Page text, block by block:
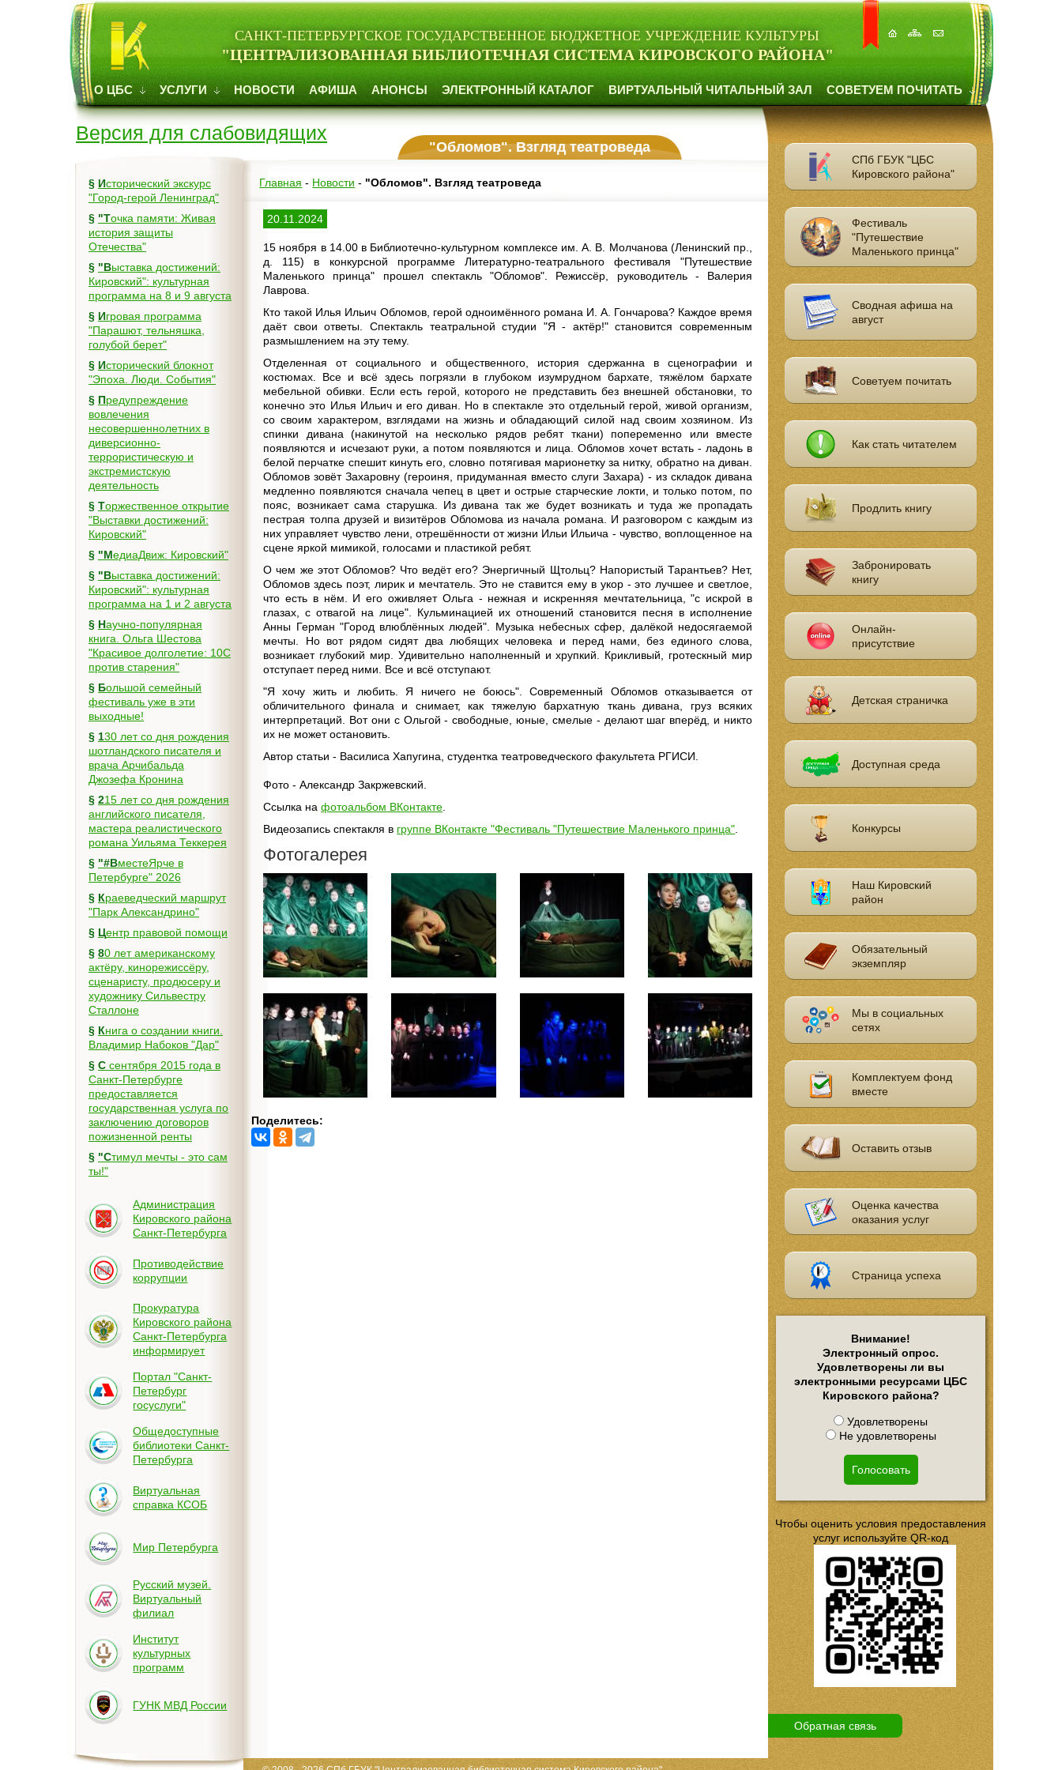
САНКТ-ПЕТЕРБУРГСКОЕ ГОСУДАРСТВЕННОЕ БЮДЖЕТНОЕ УЧРЕЖДЕНИЕ КУЛЬТУРЫ
"ЦЕНТРАЛИЗОВАННАЯ БИБЛИОТЕЧНАЯ СИСТЕМА КИРОВСКОГО РАЙОНА"
О ЦБС УСЛУГИ НОВОСТИ АФИША АНОНСЫ ЭЛЕКТРОННЫЙ КАТАЛОГ ВИРТУАЛЬНЫЙ ЧИТАЛЬНЫЙ ЗАЛ СОВЕТУЕМ ПОЧИТАТЬ
Версия для слабовидящих
§ Исторический экскурс
"Город-герой Ленинград"
§ "Точка памяти: Живая
история защиты
Отечества"
§ "Выставка достижений:
Кировский": культурная
программа на 8 и 9 августа
§ Игровая программа
"Парашют, тельняшка,
голубой берет"
§ Исторический блокнот
"Эпоха. Люди. События"
§ Предупреждение
вовлечения
несовершеннолетних в
диверсионно-
террористическую и
экстремистскую
деятельность
§ Торжественное открытие
"Выставки достижений:
Кировский"
§
"МедиаДвиж: Кировский"
§ "Выставка достижений:
Кировский": культурная
программа на 1 и 2 августа
§ Научно-популярная
книга. Ольга Шестова
"Красивое долголетие: 10C
против старения"
§ Большой семейный
фестиваль уже в эти
выходные!
§ 130 лет со дня рождения
шотландского писателя и
врача Арчибальда
Джозефа Кронина
§ 215 лет со дня рождения
английского писателя,
мастера реалистического
романа Уильяма Теккерея
§ "#ВместеЯрче в
Петербурге" 2026
§ Краеведческий маршрут
"Парк Александрино"
§
Центр правовой помощи
§ 80 лет американскому
актёру, кинорежиссёру,
сценаристу, продюсеру и
художнику Сильвестру
Сталлоне
§ Книга о создании книги.
Владимир Набоков "Дар"
§ С сентября 2015 года в
Санкт-Петербурге
предоставляется
государственная услуга по
заключению договоров
пожизненной ренты
§ "Стимул мечты - это сам
ты!"
Администрация
Кировского района
Санкт-Петербурга
Противодействие
коррупции
Прокуратура
Кировского района
Санкт-Петербурга
информирует
Портал "Санкт-
Петербург
госуслуги"
Общедоступные
библиотеки Санкт-
Петербурга
Виртуальная
справка КСОБ
Мир Петербурга
Русский музей.
Виртуальный
филиал
Институт
культурных
программ
ГУНК МВД России
"Обломов". Взгляд театроведа
Главная - Новости - "Обломов". Взгляд театроведа
20.11.2024
15 ноября в 14.00 в Библиотечно-культурном комплексе им. А. В. Молчанова (Ленинский пр.,
д. 115) в конкурсной программе Литературно-театрального фестиваля "Путешествие
Маленького принца" прошел спектакль "Обломов". Режиссёр, руководитель - Валерия
Лаврова.
Кто такой Илья Ильич Обломов, герой одноимённого романа И. А. Гончарова? Каждое время
даёт свои ответы. Спектакль театральной студии "Я - актёр!" становится современным
размышлением на эту тему.
Отделенная от социального и общественного, история сдержанна в сценографии и
костюмах. Все и всё здесь погрязли в глубоком изумрудном бархате, тяжёлом бархате
мебельной обивки. Если есть герой, которого не представить без внешней обстановки, то
конечно это Илья Ильич и его диван. Но в спектакле это отдельный герой, живой организм,
со своим характером, взглядами на жизнь и обладающий силой над своим хозяином. Из
спинки дивана (накинутой на несколько рядов ребят ткани) попеременно или вместе
появляются и исчезают руки, а потом появляются и лица. Обломов хочет встать - ладонь в
белой перчатке спешит кинуть его, словно потягивая марионетку за нитку, обратно на диван.
Обломов зовёт Захаровну (героиня, придуманная вместо слуги Захара) - из складок дивана
медленно появляются сначала чепец в цвет и острые старческие локти, и только потом, по
пояс, возникает сама старушка. Из дивана так же будет возникать и туда же пропадать
пестрая толпа друзей и визитёров Обломова из начала романа. И разговором с каждым из
них управляет чувство лени, отрешённости от жизни Ильи Ильича - чувство, воплощенное на
сцене яркой мимикой, голосами и пластикой ребят.
О чем же этот Обломов? Что ведёт его? Энергичный Щтольц? Напористый Тарантьев? Нет,
Обломов здесь поэт, лирик и мечтатель. Это не ставится ему в укор - это лучшее и светлое,
что есть в нём. И его оживляет Ольга - нежная и искренняя мечтательница, "с искрой в
глазах, с отвагой на лице". Кульминацией их отношений становится песня в исполнение
Анны Герман "Город влюблённых людей". Музыка небесных сфер, далёкой недосягаемой
мечты. Но вот рядом сидят два любящих человека и перед нами, без единого слова,
возникает глубокий мир. Удивительно наполненный и хрупкий. Крикливый, гротескный мир
отступает перед ними. Все и всё отступают.
"Я хочу жить и любить. Я ничего не боюсь". Современный Обломов отказывается от
обличительного финала и снимает, как тяжелую бархатную ткань дивана, груз всяких
интерпретаций. Вот они с Ольгой - свободные, юные, смелые - делают шаг вперёд, и никто
их не может остановить.
Автор статьи - Василиса Хапугина, студентка театроведческого факультета РГИСИ.
Фото - Александр Закржевский.
Ссылка нафотоальбом ВКонтакте
Видеозапись спектакля в группе ВКонтакте "Фестиваль "Путешествие Маленького принца"
Фотогалерея
Поделитесь:
СПб ГБУК "ЦБС
Кировского района"
Фестиваль
"Путешествие
Маленького принца"
Сводная афиша на
август
Советуем почитать
Как стать читателем
Продлить книгу
Забронировать
книгу
Онлайн-
присутствие
Детская страничка
Доступная среда
Конкурсы
Наш Кировский
район
Обязательный
экземпляр
Мы в социальных
сетях
Комплектуем фонд
вместе
Оставить отзыв
Оценка качества
оказания услуг
Страница успеха
Внимание!
Электронный опрос.
Удовлетворены ли вы
электронными ресурсами ЦБС
Кировского района?
Удовлетворены
Не удовлетворены
Голосовать
Чтобы оценить условия предоставления
услуг используйте QR-код
Обратная связь